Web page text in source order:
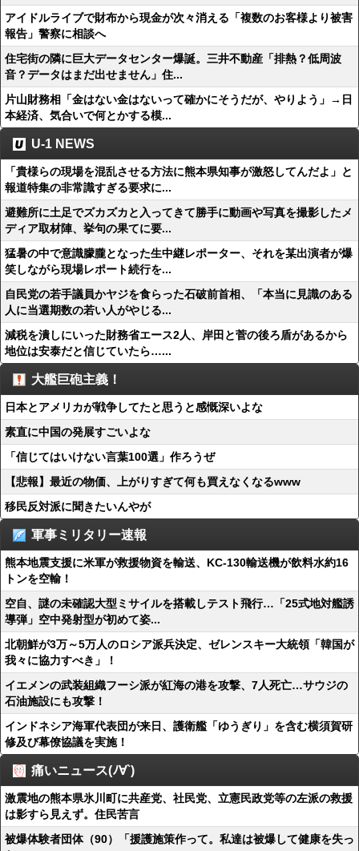
アイドルライブで財布から現金が次々消える「複数のお客様より被害
報告」警察に相談へ
住宅街の隣に巨大データセンター爆誕。三井不動産「排熱？低周波
音？データはまだ出せません」住...
片山財務相「金はない金はないって確かにそうだが、やりよう」→日
本経済、気合いで何とかする模...
U-1 NEWS
「貴様らの現場を混乱させる方法に熊本県知事が激怒してんだよ」と
報道特集の非常識すぎる要求に...
避難所に土足でズカズカと入ってきて勝手に動画や写真を撮影したメ
ディア取材陣、挙句の果てに要...
猛暑の中で意識朦朧となった生中継レポーター、それを某出演者が爆
笑しながら現場レポート続行を...
自民党の若手議員かヤジを食らった石破前首相、「本当に見識のある
人に当選期数の若い人がやじる...
減税を潰しにいった財務省エース2人、岸田と菅の後ろ盾があるから
地位は安泰だと信じていたら…...
大艦巨砲主義！
日本とアメリカが戦争してたと思うと感慨深いよな
素直に中国の発展すごいよな
「信じてはいけない言葉100選」作ろうぜ
【悲報】最近の物価、上がりすぎて何も買えなくなるwww
移民反対派に聞きたいんやが
軍事ミリタリー速報
熊本地震支援に米軍が救援物資を輸送、KC-130輸送機が飲料水約16
トンを空輸！
空自、謎の未確認大型ミサイルを搭載しテスト飛行…「25式地対艦誘
導弾」空中発射型が初めて姿...
北朝鮮が3万～5万人のロシア派兵決定、ゼレンスキー大統領「韓国が
我々に協力すべき」！
イエメンの武装組織フーシ派が紅海の港を攻撃、7人死亡…サウジの
石油施設にも攻撃！
インドネシア海軍代表団が来日、護衛艦「ゆうぎり」を含む横須賀研
修及び幕僚協議を実施！
痛いニュース(ﾉ∀`)
激震地の熊本県氷川町に共産党、社民党、立憲民政党等の左派の救援
は影すら見えず。住民苦言
被爆体験者団体（90）「援護施策作って。私達は被爆して健康を失っ